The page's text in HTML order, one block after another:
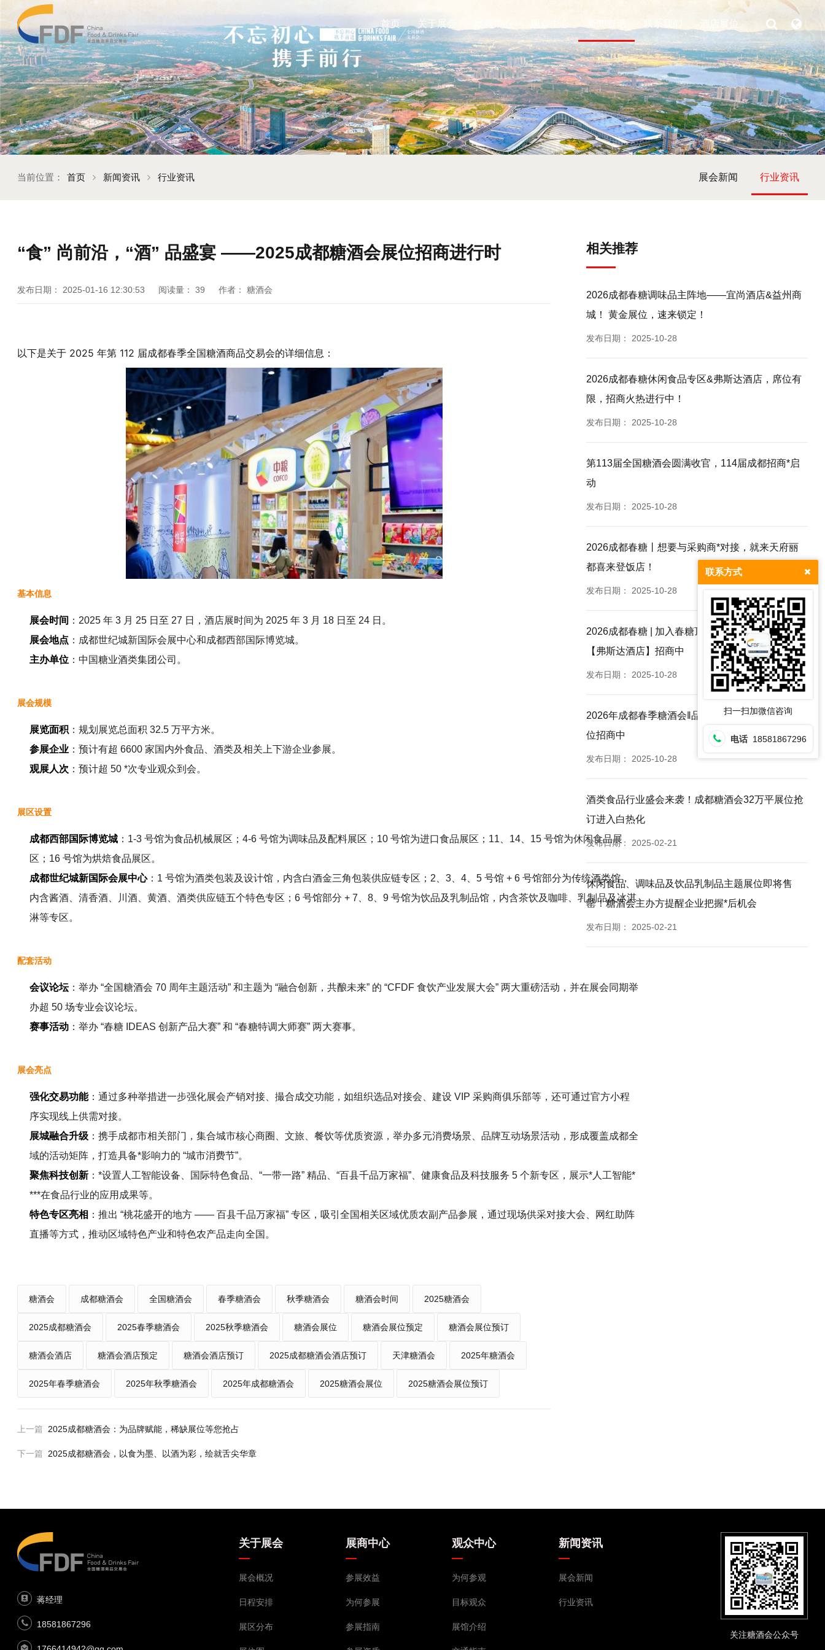
首页 关于展会 酒店展位
当前位置： 首页 新闻资讯 行业资讯 展会新闻 行业资讯
“食” 尚前沿，“酒” 品盛宴 ——2025成都糖酒会展位招商进行时
发布日期： 2025-01-16 12:30:53 阅读量： 39 作者： 糖酒会
以下是关于 2025 年第 112 届成都春季全国糖酒商品交易会的详细信息：
基本信息
展会时间 ：2025 年 3 月 25 日至 27 日，酒店展时间为 2025 年 3 月 18 日至 24 日。
展会地点 ：成都世纪城新国际会展中心和成都西部国际博览城。
主办单位 ：中国糖业酒类集团公司。
展会规模
展览面积 ：规划展览总面积 32.5 万平方米。
参展企业 ：预计有超 6600 家国内外食品、酒类及相关上下游企业参展。
观展人次 ：预计超 50 *次专业观众到会。
展区设置
成都西部国际博览城 ：1-3 号馆为食品机械展区；4-6 号馆为调味品及配料展区；10 号馆为进口食品展区；11、14、15 号馆为休闲食品展
区；16 号馆为烘焙食品展区。
成都世纪城新国际会展中心：1 号馆为酒类包装及设计馆，内含白酒金三角包装供应链专区；2、3、4、5 号馆 + 6 号馆部分为传统酒类馆，
内含酱酒、清香酒、川酒、黄酒、酒类供应链五个特色专区；6 号馆部分 + 7、8、9 号馆为饮品及乳制品馆，内含茶饮及咖啡、乳制品及冰淇
淋等专区。
配套活动
会议论坛：举办 “全国糖酒会 70 周年主题活动” 和主题为 “融合创新，共酿未来” 的 “CFDF 食饮产业发展大会” 两大重磅活动，并在展会同期举
办超 50 场专业会议论坛。
赛事活动 ：举办 “春糖 IDEAS 创新产品大赛” 和 “春糖特调大师赛” 两大赛事。
展会亮点
强化交易功能：通过多种举措进一步强化展会产销对接、撮合成交功能，如组织选品对接会、建设 VIP 采购商俱乐部等，还可通过官方小程
序实现线上供需对接。
展城融合升级 ：携手成都市相关部门，集合城市核心商圈、文旅、餐饮等优质资源，举办多元消费场景、品牌互动场景活动，形成覆盖成都全
域的活动矩阵，打造具备*影响力的 “城市消费节”。
聚焦科技创新 ：*设置人工智能设备、国际特色食品、“一带一路” 精品、“百县千品万家福”、健康食品及科技服务 5 个新专区，展示*人工智能*
***在食品行业的应用成果等。
特色专区亮相 ：推出 “桃花盛开的地方 —— 百县千品万家福” 专区，吸引全国相关区域优质农副产品参展，通过现场供采对接大会、网红助阵
直播等方式，推动区域特色产业和特色农产品走向全国。
糖酒会 成都糖酒会 全国糖酒会 春季糖酒会 秋季糖酒会 糖酒会时间 2025糖酒会
2025成都糖酒会 2025春季糖酒会 2025秋季糖酒会 糖酒会展位 糖酒会展位预定 糖酒会展位预订
糖酒会酒店 糖酒会酒店预定 糖酒会酒店预订 2025成都糖酒会酒店预订 天津糖酒会 2025年糖酒会
2025年春季糖酒会 2025年秋季糖酒会 2025年成都糖酒会 2025糖酒会展位 2025糖酒会展位预订
上一篇 2025成都糖酒会：为品牌赋能，稀缺展位等您抢占
下一篇 2025成都糖酒会，以食为墨、以酒为彩，绘就舌尖华章
相关推荐
2026成都春糖调味品主阵地——宜尚酒店&益州商
城！ 黄金展位，速来锁定！
发布日期： 2025-10-28
2026成都春糖休闲食品专区&弗斯达酒店，席位有
限，招商火热进行中！
发布日期： 2025-10-28
第113届全国糖酒会圆满收官，114届成都招商*启
动
发布日期： 2025-10-28
2026成都春糖丨想要与采购商*对接，就来天府丽
都喜来登饭店！
发布日期： 2025-10-28
2026成都春糖 | 加入春糖顶流“圈子”休闲食品专区
【弗斯达酒店】招商中
发布日期： 2025-10-28
2026年成都春季糖酒会‖品牌综合专区&西藏饭店展
位招商中
发布日期： 2025-10-28
酒类食品行业盛会来袭！成都糖酒会32万平展位抢
订进入白热化
发布日期： 2025-02-21
休闲食品、调味品及饮品乳制品主题展位即将售
罄！糖酒会主办方提醒企业把握*后机会
发布日期： 2025-02-21
蒋经理
18581867296
关注糖酒会公众号
关于展会
展会概况
日程安排
展区分布
展商中心
参展效益
为何参展
参展指南
观众中心
为何参观
目标观众
展馆介绍
新闻资讯
展会新闻
行业资讯
联系方式
扫一扫加微信咨询
电话 18581867296